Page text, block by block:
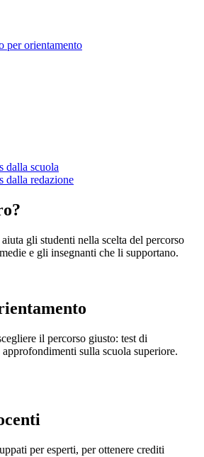
per orientamento
dalla scuola
dalla redazione
gli studenti nella scelta del percorso
e gli insegnanti che li supportano.
il percorso giusto: test di
sulla scuola superiore.
per esperti, per ottenere crediti